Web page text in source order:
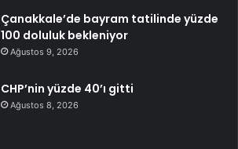
Çanakkale’de bayram tatilinde yüzde
100 doluluk bekleniyor
Ağustos 9, 2026
CHP’nin yüzde 40’ı gitti
Ağustos 8, 2026